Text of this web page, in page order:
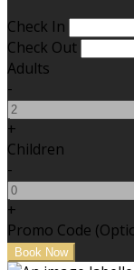
Check In
Check Out
Adults
-
+
Children
-
+
Promo Code